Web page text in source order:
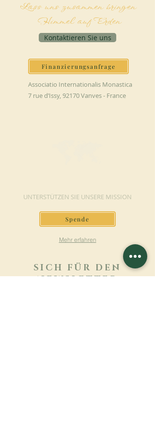
Lass uns zusammen bringen
Himmel auf Erden
Kontaktieren Sie uns
Finanzierungsanfrage
Associatio Internationalis Monastica
7 rue d’Issy, 92170 Vanves - France
UNTERSTÜTZEN SIE UNSERE MISSION
Spende
Mehr erfahren
SICH FÜR DEN
NEWSLETTER